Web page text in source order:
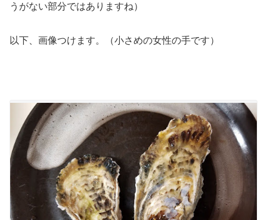
うがない部分ではありますね）
以下、画像つけます。（小さめの女性の手です）